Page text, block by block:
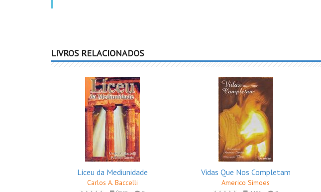
LIVROS RELACIONADOS
Liceu da Mediunidade
Carlos A. Baccelli
Vidas Que Nos Completam
Americo Simoes